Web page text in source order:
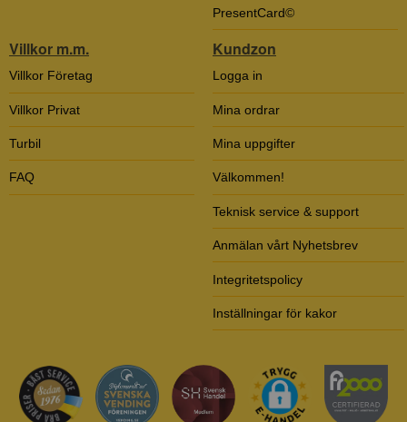
PresentCard©
Villkor m.m.
Villkor Företag
Villkor Privat
Turbil
FAQ
Kundzon
Logga in
Mina ordrar
Mina uppgifter
Välkommen!
Teknisk service & support
Anmälan vårt Nyhetsbrev
Integritetspolicy
Inställningar för kakor